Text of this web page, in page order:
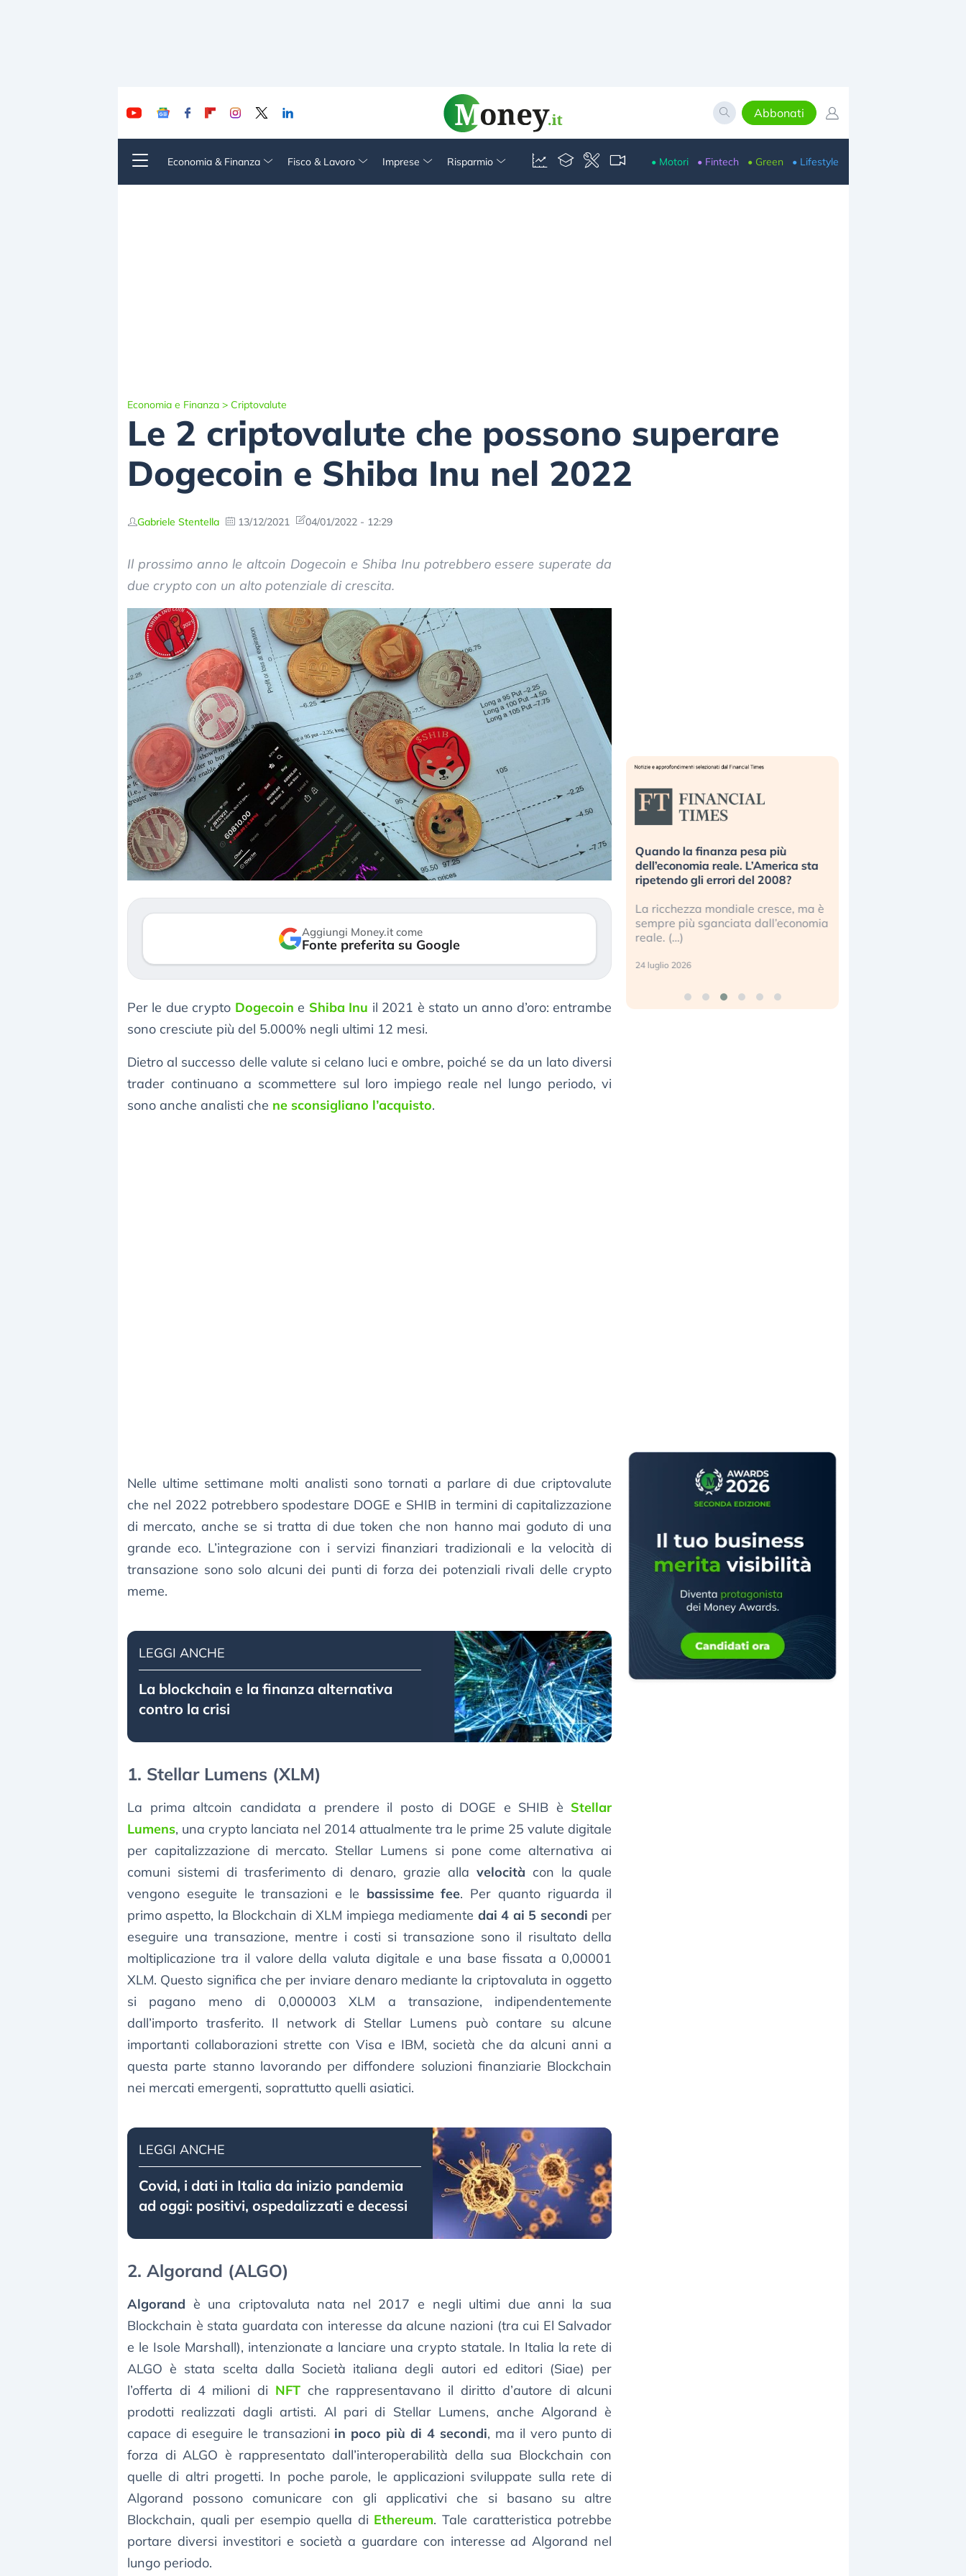
Abbonati
Economia & Finanza Fisco & Lavoro Imprese Risparmio • Motori • Fintech • Green • Lifestyle
Economia e Finanza > Criptovalute
Le 2 criptovalute che possono superare
Dogecoin e Shiba Inu nel 2022
Gabriele Stentella 13/12/2021 04/01/2022 - 12:29
Il prossimo anno le altcoin Dogecoin e Shiba Inu potrebbero essere superate da
due crypto con un alto potenziale di crescita.
Aggiungi Money.it come
Fonte preferita su Google
Per le due crypto Dogecoin e Shiba Inu il 2021 è stato un anno d’oro: entrambe
sono cresciute più del 5.000% negli ultimi 12 mesi.
Dietro al successo delle valute si celano luci e ombre, poiché se da un lato diversi
trader continuano a scommettere sul loro impiego reale nel lungo periodo, vi
sono anche analisti che ne sconsigliano l’acquisto.
Nelle ultime settimane molti analisti sono tornati a parlare di due criptovalute
che nel 2022 potrebbero spodestare DOGE e SHIB in termini di capitalizzazione
di mercato, anche se si tratta di due token che non hanno mai goduto di una
grande eco. L’integrazione con i servizi finanziari tradizionali e la velocità di
transazione sono solo alcuni dei punti di forza dei potenziali rivali delle crypto
meme.
LEGGI ANCHE
La blockchain e la finanza alternativa
contro la crisi
1. Stellar Lumens (XLM)
La prima altcoin candidata a prendere il posto di DOGE e SHIB è Stellar
Lumens, una crypto lanciata nel 2014 attualmente tra le prime 25 valute digitale
per capitalizzazione di mercato. Stellar Lumens si pone come alternativa ai
comuni sistemi di trasferimento di denaro, grazie alla velocità con la quale
vengono eseguite le transazioni e le bassissime fee. Per quanto riguarda il
primo aspetto, la Blockchain di XLM impiega mediamente dai 4 ai 5 secondi per
eseguire una transazione, mentre i costi si transazione sono il risultato della
moltiplicazione tra il valore della valuta digitale e una base fissata a 0,00001
XLM. Questo significa che per inviare denaro mediante la criptovaluta in oggetto
si pagano meno di 0,000003 XLM a transazione, indipendentemente
dall’importo trasferito. Il network di Stellar Lumens può contare su alcune
importanti collaborazioni strette con Visa e IBM, società che da alcuni anni a
questa parte stanno lavorando per diffondere soluzioni finanziarie Blockchain
nei mercati emergenti, soprattutto quelli asiatici.
LEGGI ANCHE
Covid, i dati in Italia da inizio pandemia
ad oggi: positivi, ospedalizzati e decessi
2. Algorand (ALGO)
Algorand è una criptovaluta nata nel 2017 e negli ultimi due anni la sua
Blockchain è stata guardata con interesse da alcune nazioni (tra cui El Salvador
e le Isole Marshall), intenzionate a lanciare una crypto statale. In Italia la rete di
ALGO è stata scelta dalla Società italiana degli autori ed editori (Siae) per
l’offerta di 4 milioni di NFTche rappresentavano il diritto d’autore di alcuni
prodotti realizzati dagli artisti. Al pari di Stellar Lumens, anche Algorand è
capace di eseguire le transazioni in poco più di 4 secondi, ma il vero punto di
forza di ALGO è rappresentato dall’interoperabilità della sua Blockchain con
quelle di altri progetti. In poche parole, le applicazioni sviluppate sulla rete di
Algorand possono comunicare con gli applicativi che si basano su altre
Blockchain, quali per esempio quella di Ethereum. Tale caratteristica potrebbe
portare diversi investitori e società a guardare con interesse ad Algorand nel
lungo periodo.
Dalle valutazioni estreme alla
correzione. Cosa sta guidando il
repricing degli asset?
3 agosto 2026
«La mia vita è rovinata». Investitori
in preda al panico dopo lo scoppio
della bolla AI
Kospi, mentre gli investitori retail (…)
30 luglio 2026
Quando la finanza pesa più
dell’economia reale. L’America sta
ripetendo gli errori del 2008?
La ricchezza mondiale cresce, ma è
sempre più sganciata dall’economia
reale. (…)
24 luglio 2026